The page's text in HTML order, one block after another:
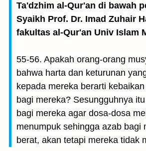
Ta'dzhim al-Qur'an di bawah
Syaikh Prof. Dr. Imad Zuhair
fakultas al-Qur'an Univ Islam
55-56. Apakah orang-orang
bahwa harta dan keturunan
kepada mereka berarti
bagi mereka? Sesungguhnya
bagi mereka agar dosa-dosa
menumpuk sehingga azab bagi
berat, akan tetapi mereka tidak